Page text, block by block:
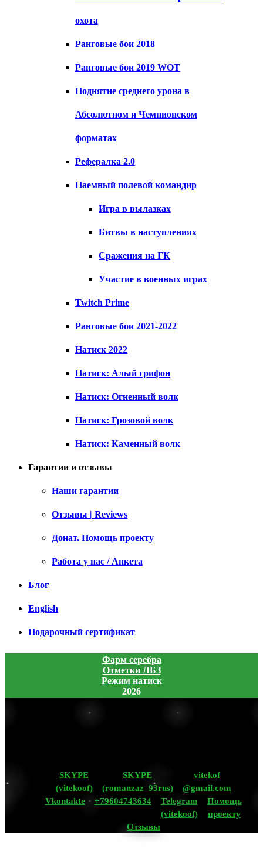
охота
Ранговые бои 2018
Ранговые бои 2019 WOT
Поднятие среднего урона в
Абсолютном и Чемпионском
форматах
Рефералка 2.0
Наемный полевой командир
Игра в вылазках
Битвы в наступлениях
Сражения на ГК
Участие в военных играх
Twitch Prime
Ранговые бои 2021-2022
Натиск 2022
Натиск: Алый грифон
Натиск: Огненный волк
Натиск: Грозовой волк
Натиск: Каменный волк
Гарантии и отзывы
Наши гарантии
Отзывы | Reviews
Донат. Помощь проекту
Работа у нас / Анкета
Блог
English
Подарочный сертификат
Фарм серебра
Отметки ЛБЗ
Режим натиск
2026
SKYPE
(vitekoof)
SKYPE
(romanzaz_93rus)
vitekof
@gmail.com
Vkontakte
+79604743634
Telegram
(vitekoof)
Помощь
проекту
Отзывы